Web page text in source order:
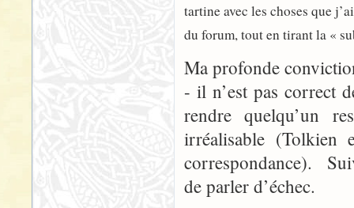
tartine avec les choses que
du forum, tout en tirant la «
Ma profonde
- il n’est pas correct
rendre quelqu’un
irréalisable
correspondance).
de parler d’échec.